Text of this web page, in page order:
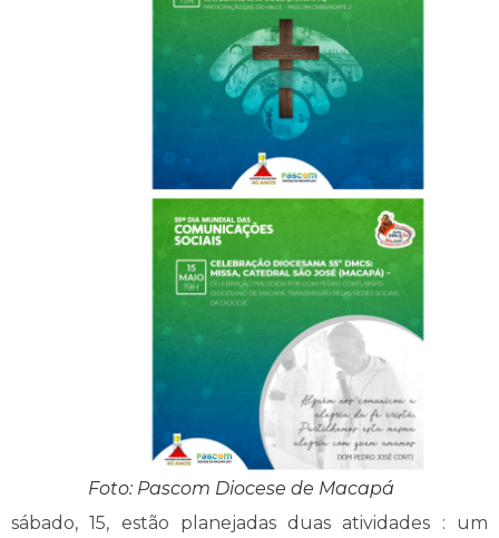
Foto: Pascom Diocese de Macapá
sábado, 15, estão planejadas duas atividades : um